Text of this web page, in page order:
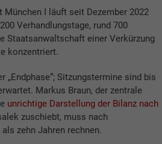
I läuft seit Dezember 2022
Verhandlungstage, rund 700
Staatsanwaltschaft einer Verkürzung
konzentriert.
Sitzungstermine sind bis
Markus Braun, der zentrale
unrichtige Darstellung der Bilanz nach
zuschiebt, muss nach
zehn Jahren rechnen.